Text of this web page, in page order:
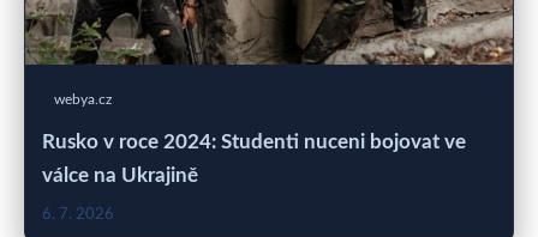
webya.cz
Rusko v roce 2024: Studenti nuceni bojovat ve
válce na Ukrajině
6. 7. 2026